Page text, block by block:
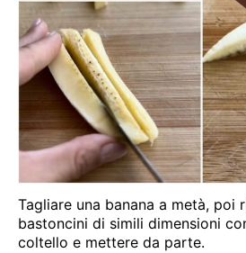
Tagliare una banana a metà, poi
bastoncini di simili dimensioni
coltello e mettere da parte.